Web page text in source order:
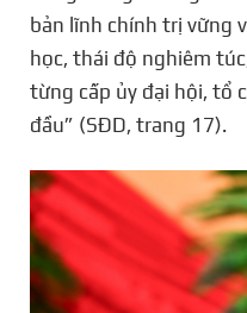
bản lĩnh chính trị vững
học, thái độ nghiêm
từng cấp ủy đại hội, tổ
đầu” (SĐD, trang 17).